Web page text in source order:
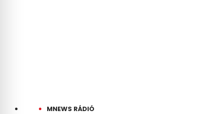
MNEWS RÁDIÓ